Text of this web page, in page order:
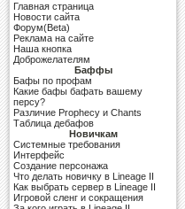
Главная страница
Новости сайта
Форум(Beta)
Реклама на сайте
Наша кнопка
Доброжелателям
Баффы
Бафы по профам
Какие бафы бафать вашему
персу?
Различие Prophecy и Chants
Таблица дебафов
Новичкам
Системные требования
Интерфейс
Создание персонажа
Что делать новичку в Lineage II
Как выбрать сервер в Lineage II
Игровой сленг и сокращения